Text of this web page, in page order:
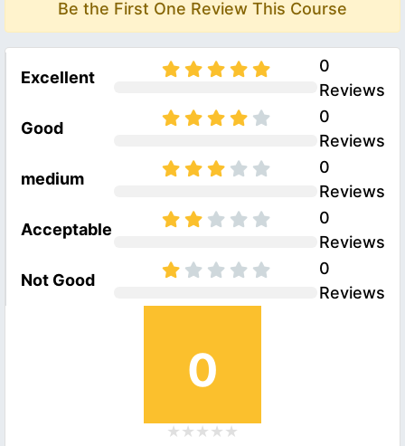
Be the First One Review This Course
Excellent
0
Reviews
Good
0
Reviews
medium
0
Reviews
Acceptable
0
Reviews
Not Good
0
Reviews
0